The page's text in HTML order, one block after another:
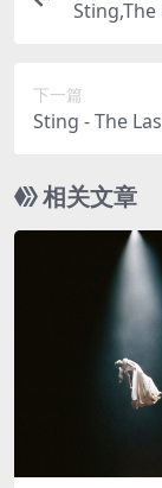
Sting,The
下一篇
Sting - The
相关文章